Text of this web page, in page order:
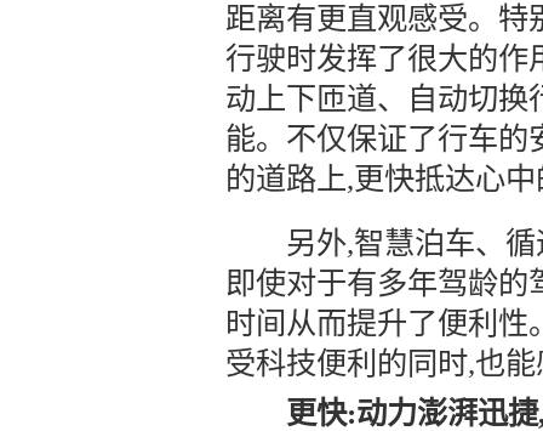
距离有更直观感受。特
行驶时发挥了很大的作
动上下匝道、自动切换
能。不仅保证了行车的
的道路上,更快抵达心
另外,智慧泊车、循
即使对于有多年驾龄
时间从而提升了便利
受科技便利的同时,也
更快:动力澎湃迅